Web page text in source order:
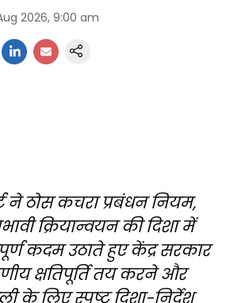
2026, 9:00 am
ने ठोस कचरा प्रबंधन नियम,
क्रियान्वयन की दिशा में
कदम उठाते हुए केंद्र सरकार
क्षतिपूर्ति तय करने और
के लिए स्पष्ट दिशा-निर्देश